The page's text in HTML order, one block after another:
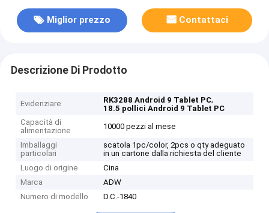
Miglior prezzo Contattaci
Descrizione Di Prodotto
Evidenziare RK3288 Android 9 Tablet PC,
18.5 pollici Android 9 Tablet PC
Capacità di
alimentazione
10000 pezzi al mese
Imballaggi
particolari
scatola 1pc/color, 2pcs o qty adeguato
in un cartone dalla richiesta del cliente
Luogo di origine
Cina
Marca
ADW
Numero di modello
D.C.-1840